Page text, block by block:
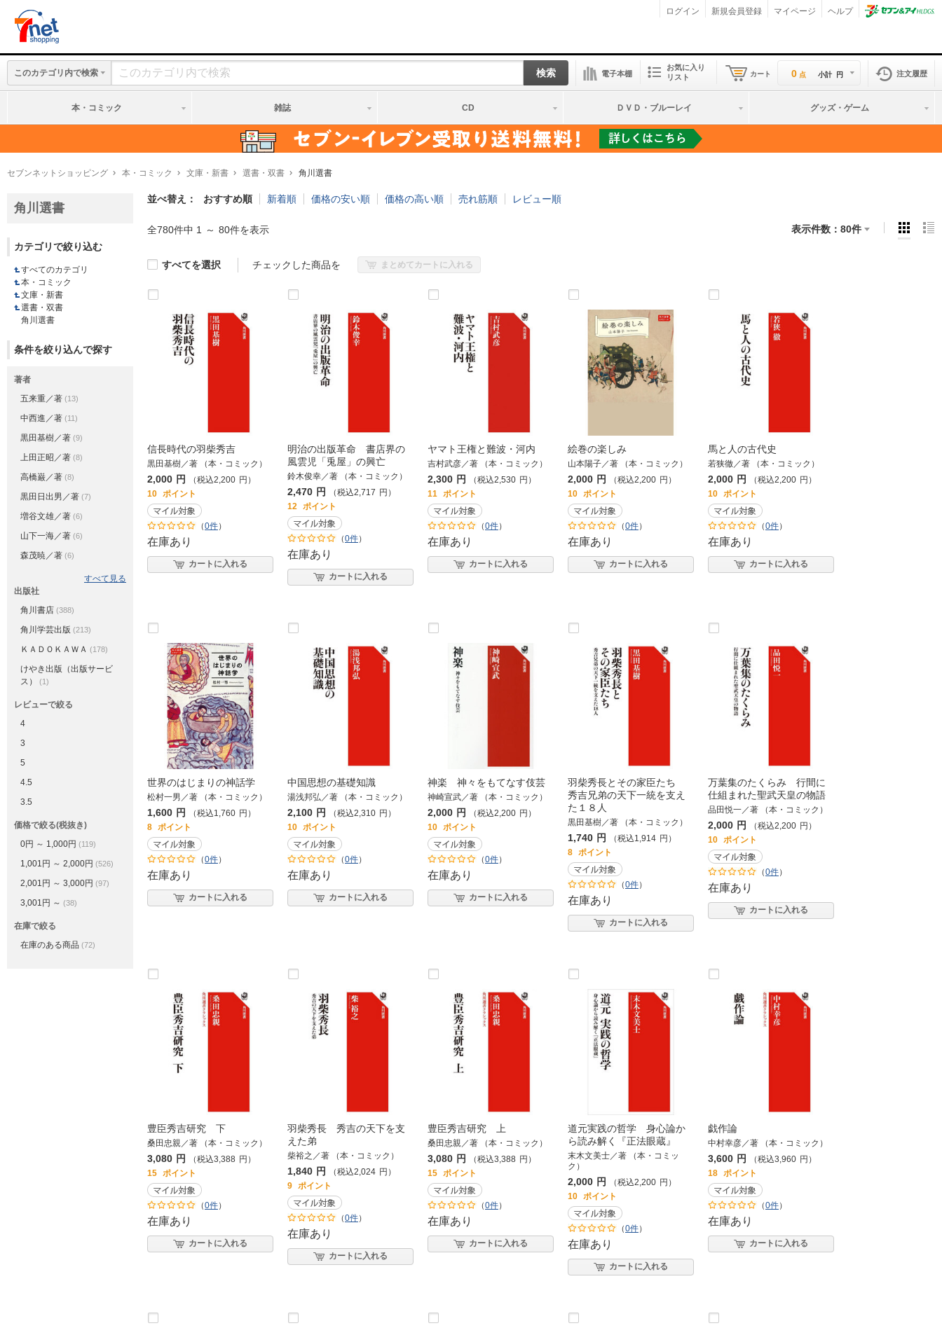
ログイン 新規会員登録 マイページ ヘルプ
このカテゴリ内で検索 検索 電子本棚
お気に入り
リスト
カート 0 点 小計 円 注文履歴
本・コミック 雑誌 CD ＤＶＤ・ブルーレイ グッズ・ゲーム
セブンネットショッピング 本・コミック 文庫・新書 選書・双書 角川選書
角川選書
カテゴリで絞り込む
すべてのカテゴリ
本・コミック
文庫・新書
選書・双書
角川選書
条件を絞り込んで探す
著者
五来重／著 (13)
中西進／著 (11)
黒田基樹／著 (9)
上田正昭／著 (8)
高橋巌／著 (8)
黒田日出男／著 (7)
増谷文雄／著 (6)
山下一海／著 (6)
森茂暁／著 (6)
すべて見る
出版社
角川書店 (388)
角川学芸出版 (213)
ＫＡＤＯＫＡＷＡ (178)
けやき出版（出版サービ
ス） (1)
レビューで絞る
4
3
5
4.5
3.5
価格で絞る(税抜き)
0円 ～ 1,000円 (119)
1,001円 ～ 2,000円 (526)
2,001円 ～ 3,000円 (97)
3,001円 ～ (38)
在庫で絞る
在庫のある商品 (72)
並べ替え おすすめ順 新着順 価格の安い順 価格の高い順 売れ筋順 レビュー順
全780件中 1 ～ 80件を表示 表示件数： 80件 標準
すべてを選択 チェックした商品を まとめてカートに入れる
信長時代の羽柴秀吉
黒田基樹／著 （本・コミック）
2,000 円 （税込2,200 円 ）
10 ポイント
（0件）
在庫あり
カートに入れる
明治の出版革命 書店界の
風雲児「兎屋」の興亡
鈴木俊幸／著 （本・コミック）
2,470 円 （税込2,717 円 ）
12 ポイント
（0件）
在庫あり
カートに入れる
ヤマト王権と難波・河内
吉村武彦／著 （本・コミック）
2,300 円 （税込2,530 円 ）
11 ポイント
（0件）
在庫あり
カートに入れる
絵巻の楽しみ
山本陽子／著 （本・コミック）
2,000 円 （税込2,200 円 ）
10 ポイント
（0件）
在庫あり
カートに入れる
馬と人の古代史
若狭徹／著 （本・コミック）
2,000 円 （税込2,200 円 ）
10 ポイント
（0件）
在庫あり
カートに入れる
世界のはじまりの神話学
松村一男／著 （本・コミック）
1,600 円 （税込1,760 円 ）
8 ポイント
（0件）
在庫あり
カートに入れる
中国思想の基礎知識
湯浅邦弘／著 （本・コミック）
2,100 円 （税込2,310 円 ）
10 ポイント
（0件）
在庫あり
カートに入れる
神楽 神々をもてなす伎芸
神崎宣武／著 （本・コミック）
2,000 円 （税込2,200 円 ）
10 ポイント
（0件）
在庫あり
カートに入れる
羽柴秀長とその家臣たち
秀吉兄弟の天下一統を支え
た１８人
黒田基樹／著 （本・コミック）
1,740 円 （税込1,914 円 ）
8 ポイント
（0件）
在庫あり
カートに入れる
万葉集のたくらみ 行間に
仕組まれた聖武天皇の物語
品田悦一／著 （本・コミック）
2,000 円 （税込2,200 円 ）
10 ポイント
（0件）
在庫あり
カートに入れる
豊臣秀吉研究 下
桑田忠親／著 （本・コミック）
3,080 円 （税込3,388 円 ）
15 ポイント
（0件）
在庫あり
カートに入れる
羽柴秀長 秀吉の天下を支
えた弟
柴裕之／著 （本・コミック）
1,840 円 （税込2,024 円 ）
9 ポイント
（0件）
在庫あり
カートに入れる
豊臣秀吉研究 上
桑田忠親／著 （本・コミック）
3,080 円 （税込3,388 円 ）
15 ポイント
（0件）
在庫あり
カートに入れる
道元実践の哲学 身心論か
ら読み解く『正法眼蔵』
末木文美士／著 （本・コミッ
ク）
2,000 円 （税込2,200 円 ）
10 ポイント
（0件）
在庫あり
カートに入れる
戯作論
中村幸彦／著 （本・コミック）
3,600 円 （税込3,960 円 ）
18 ポイント
（0件）
在庫あり
カートに入れる